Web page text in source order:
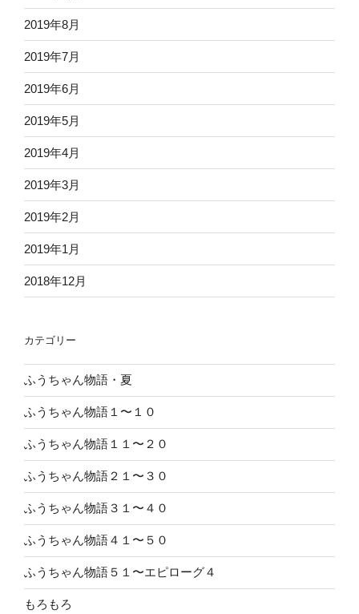
2019年8月
2019年7月
2019年6月
2019年5月
2019年4月
2019年3月
2019年2月
2019年1月
2018年12月
カテゴリー
ふうちゃん物語・夏
ふうちゃん物語１〜１０
ふうちゃん物語１１〜２０
ふうちゃん物語２１〜３０
ふうちゃん物語３１〜４０
ふうちゃん物語４１〜５０
ふうちゃん物語５１〜エピローグ４
もろもろ